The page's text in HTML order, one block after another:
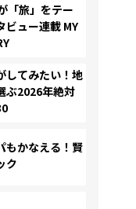
「旅」をテー
ビュー連載 MY
してみたい！地
ぶ2026年絶対
もかなえる！賢
ク